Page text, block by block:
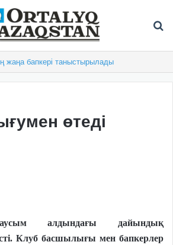
жаңа бапкері таныстырылады
өтеді
алдындағы дайындық
Клуб басшылығы мен бапкерлер